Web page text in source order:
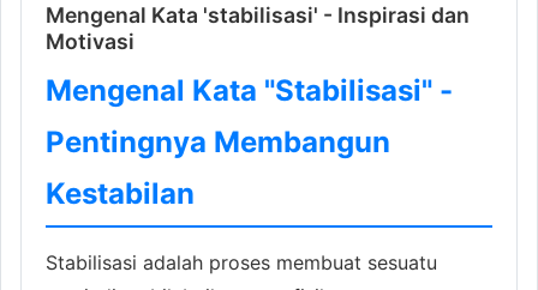
Mengenal Kata 'stabilisasi' - Inspirasi dan
Motivasi
Mengenal Kata "Stabilisasi" -
Pentingnya Membangun
Kestabilan
Stabilisasi adalah proses membuat sesuatu